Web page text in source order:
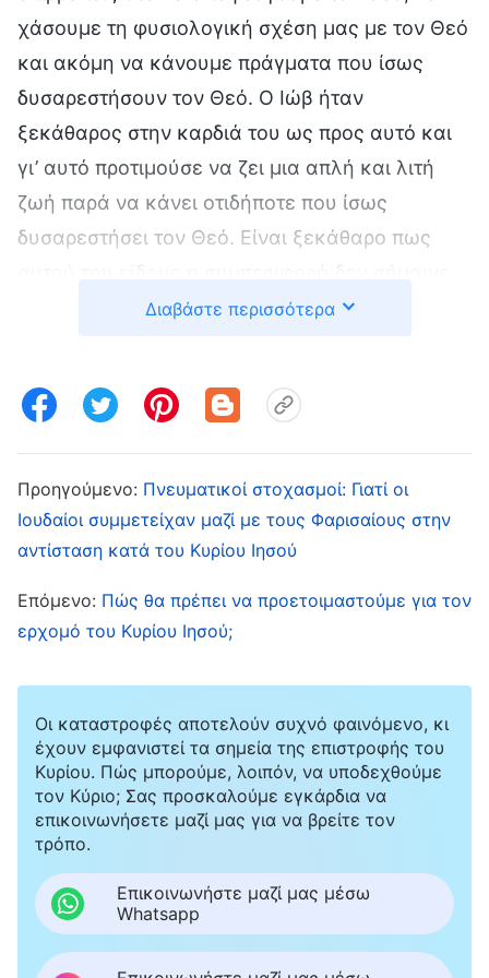
χάσουμε τη φυσιολογική σχέση μας με τον Θεό
και ακόμη να κάνουμε πράγματα που ίσως
δυσαρεστήσουν τον Θεό. Ο Ιώβ ήταν
ξεκάθαρος στην καρδιά του ως προς αυτό και
γι’ αυτό προτιμούσε να ζει μια απλή και λιτή
ζωή παρά να κάνει οτιδήποτε που ίσως
δυσαρεστήσει τον Θεό. Είναι ξεκάθαρο πως
πως ο Ιώβ ήταν οπισθοδρομικός και
του σεβασμού προς τον Θεό και της αποφυγής
του και καμία προσοχή στο να απολαύσει μια
υψηλής ποιότητας υλιστική ζωή. Αντίθετα, το
κίνητρο πίσω από όλα όσα έλεγε και έκανε
να μην κάνει τίποτα που ίσως δυσαρεστήσει τον
Ο Ιώβ δεν φοβόταν μόνο μήπως παραστρατήσει
από την οδό του Θεού, μα ανησυχούσε κιόλας
ότι τα παιδιά του θα δυσαρεστούσαν τον Θεό με
τις συχνές τους γιορτές. Από αυτό μπορούμε να
αντιληφθούμε ότι ο Ιώβ δεν ενέδιδε στις
αμαρτίες των παιδιών του λόγω των
οικογενειακών τους δεσμών, μα αντίθετα
απεχθανόταν και σιχαινόταν τα γλέντια των
Διαβάστε περισσότερα
Προηγούμενο: Πνευματικοί στοχασμοί: Γιατί οι
Ιουδαίοι συμμετείχαν μαζί με τους Φαρισαίους στην
αντίσταση κατά του Κυρίου Ιησού
Επόμενο: Πώς θα πρέπει να προετοιμαστούμε για τον
ερχομό του Κυρίου Ιησού;
Οι καταστροφές αποτελούν συχνό φαινόμενο, κι
έχουν εμφανιστεί τα σημεία της επιστροφής του
Κυρίου. Πώς μπορούμε, λοιπόν, να υποδεχθούμε
τον Κύριο; Σας προσκαλούμε εγκάρδια να
επικοινωνήσετε μαζί μας για να βρείτε τον
τρόπο.
Επικοινωνήστε μαζί μας μέσω
Whatsapp